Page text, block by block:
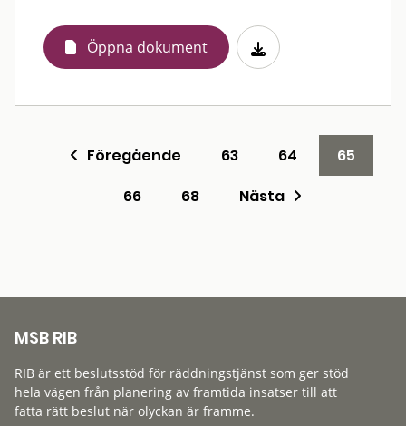
Öppna dokument
Föregående 63 64
65
66
68 Nästa
MSB RIB
RIB är ett beslutsstöd för räddningstjänst som ger stöd
hela vägen från planering av framtida insatser till att
fatta rätt beslut när olyckan är framme.